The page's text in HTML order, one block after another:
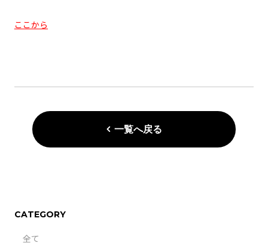
ここから
一覧へ戻る
CATEGORY
全て